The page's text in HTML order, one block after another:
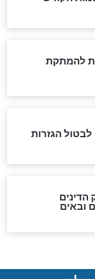
היד
התגלה
השנים"